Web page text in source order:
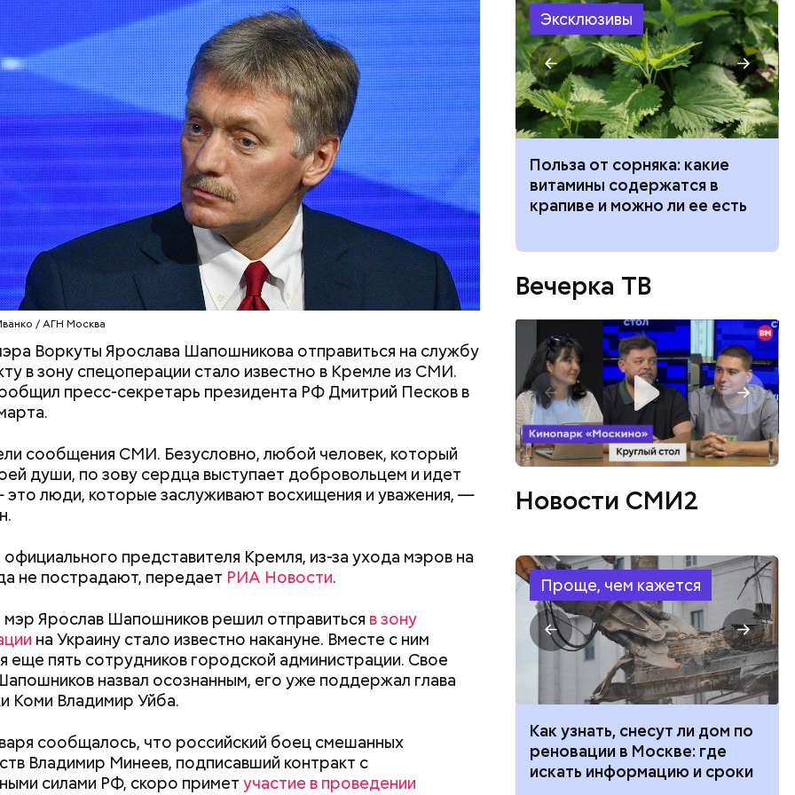
/ АГН Москва
Воркуты Ярослава Шапошникова отправиться на службу
в зону спецоперации стало известно в Кремле из СМИ.
пресс-секретарь президента РФ Дмитрий Песков в
сообщения СМИ. Безусловно, любой человек, который
души, по зову сердца выступает добровольцем и идет
это люди, которые заслуживают восхищения и уважения, —
представителя Кремля, из-за ухода мэров на
не пострадают, передает РИА Новости.
Ярослав Шапошников решил отправиться в зону
на Украину стало известно накануне. Вместе с ним
еще пять сотрудников городской администрации. Свое
назвал осознанным, его уже поддержал глава
Коми Владимир Уйба.
сообщалось, что российский боец смешанных
Владимир Минеев, подписавший контракт с
силами РФ, скоро приметучастие в проведении
рост патогенных дрожжей в тонком и толстом
сообщил врач.
не стоит собирать грибы у обочин дорог или
предприятиями, так как они могут
в себе токсические вещества.
на месте и не двигаться;
в коем случае махать руками;
пытаться «поймать» молнию или потрогать, особенно
предметами.
будто увидели дикого зверя, затаиться, — добавил
Эксклюзивы
«В погоне за удачей все
средства хороши»: как
россияне ищут работу с
помощью магии
«Неизбежно приведет к
слепоте»: чем опасно
повреждение нервов глаз
после ковида
Польза от сорняка: какие
витамины содержатся в
крапиве и можно ли ее есть
Вечерка ТВ
Новости СМИ2
Проще, чем кажется
Как поменять батареи дома и
не получить штраф
Как получить до 100 тысяч
рублей от государства при
трудной ситуации: кто может
Как узнать, снесут ли дом по
реновации в Москве: где
искать информацию и сроки